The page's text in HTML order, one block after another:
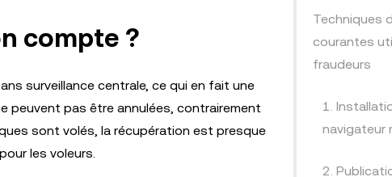
compte ?
surveillance centrale, ce qui en fait une
peuvent pas être annulées, contrairement
sont volés, la récupération est presque
les voleurs.
Techniques
courantes
fraudeurs
1.
navigateur
2.